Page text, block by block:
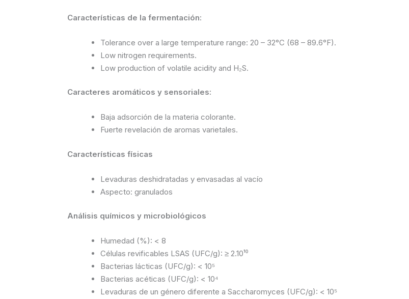
Características de la fermentación:
Tolerance over a large temperature range: 20 – 32°C (68 – 89.6°F).
Low nitrogen requirements.
Low production of volatile acidity and H₂S.
Caracteres aromáticos y sensoriales:
Baja adsorción de la materia colorante.
Fuerte revelación de aromas varietales.
Características físicas
Levaduras deshidratadas y envasadas al vacío
Aspecto: granulados
Análisis químicos y microbiológicos
Humedad (%): < 8
Células revificables LSAS (UFC/g): ≥ 2.10¹⁰
Bacterias lácticas (UFC/g): < 10⁵
Bacterias acéticas (UFC/g): < 10⁴
Levaduras de un género diferente a Saccharomyces (UFC/g): < 10⁵